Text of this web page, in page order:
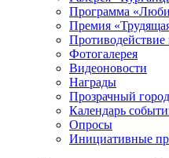
Программа
Премия
Противодействие
Фотогалерея
Видеоновости
Награды
Прозрачный город
Календарь
Опросы
Инициативные